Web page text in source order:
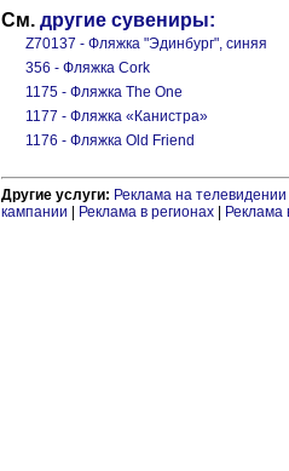
См. другие сувениры:
Z70137 - Фляжка "Эдинбург", синяя
356 - Фляжка Cork
1175 - Фляжка The One
1177 - Фляжка «Канистра»
1176 - Фляжка Old Friend
Другие услуги: Реклама на телевидении
кампании
Реклама в регионах Реклама